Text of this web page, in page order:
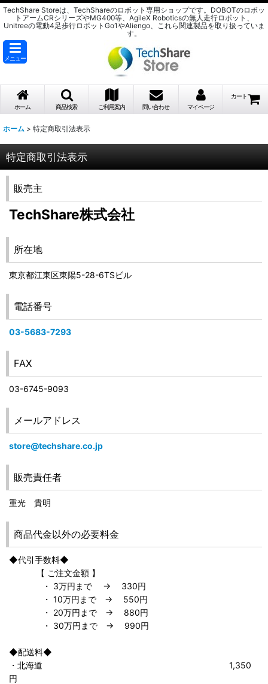
TechShare Storeは、TechShareのロボット専用ショップです。DOBOTのロボッ
トアームCRシリーズやMG400等、AgileX Roboticsの無人走行ロボット、
Unitreeの電動4足歩行ロボットGo1やAliengo、これら関連製品を取り扱っていま
す。
メニュー
ホーム 商品検索 ご利用案内 問い合わせ マイページ
カート
ホーム > 特定商取引法表示
特定商取引法表示
販売主
TechShare株式会社
所在地
東京都江東区東陽5-28-6TSビル
電話番号
03-5683-7293
FAX
03-6745-9093
メールアドレス
store@techshare.co.jp
販売責任者
重光 貴明
商品代金以外の必要料金
◆代引手数料◆
【 ご注文金額 】
・ 3万円まで → 330円
・ 10万円まで → 550円
・ 20万円まで → 880円
・ 30万円まで → 990円
◆配送料◆
・北海道 1,350
円